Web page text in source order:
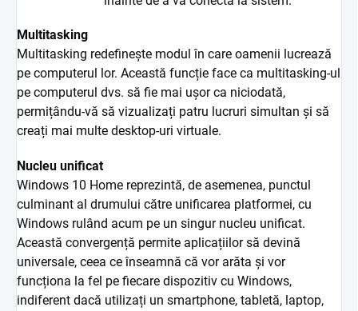
Multitasking
Multitasking redefinește modul în care oamenii lucrează
pe computerul lor. Această funcție face ca multitasking-ul
pe computerul dvs. să fie mai ușor ca niciodată,
permițându-vă să vizualizați patru lucruri simultan și să
creați mai multe desktop-uri virtuale.
Nucleu unificat
Windows 10 Home reprezintă, de asemenea, punctul
culminant al drumului către unificarea platformei, cu
Windows rulând acum pe un singur nucleu unificat.
Această convergență permite aplicațiilor să devină
universale, ceea ce înseamnă că vor arăta și vor
funcționa la fel pe fiecare dispozitiv cu Windows,
indiferent dacă utilizați un smartphone, tabletă, laptop,